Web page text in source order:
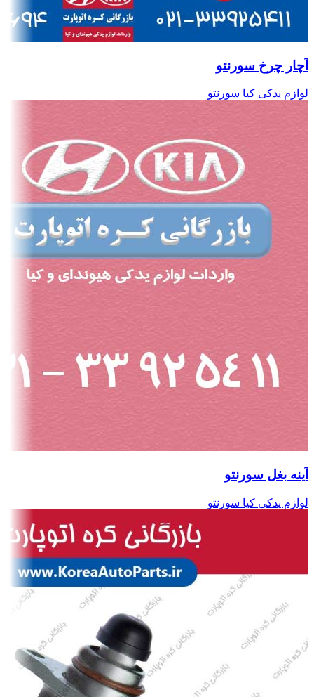
آچار چرخ سورنتو
لوازم یدکی کیا سورنتو
آینه بغل سورنتو
لوازم یدکی کیا سورنتو